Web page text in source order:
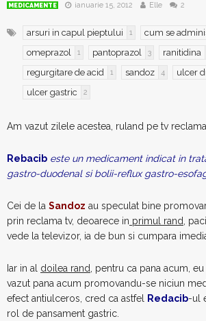
MEDICAMENTE ianuarie 15, 2012 Elle 2
arsuri in capul pieptului 1 cum se
omeprazol 1 pantoprazol 3 ranitidina
regurgitare de acid 1 sandoz 4 ulcer
ulcer gastric 2
Am vazut zilele acestea, ruland pe tv
Rebacib este un medicament indicat in
gastro-duodenal si bolii-reflux gastro-
Cei de la Sandoz au speculat bine
prin reclama tv, deoarece in primul rand
,
vede la televizor, ia de bun si cumpara
Iar in al doilea rand
, pentru ca pana acum,
vazut pana acum promovandu-se niciun
efect antiulceros, cred ca astfel
Redacib-ul
rol de pansament gastric.